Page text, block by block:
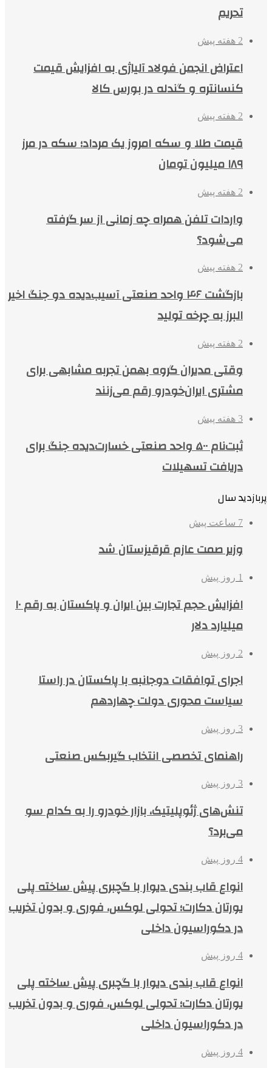
تحریم
2 هفته پیش
اعتراض انجمن فولاد آلیاژی به افزایش قیمت
کنسانتره و گندله در بورس کالا
2 هفته پیش
قیمت طلا و سکه امروز یک مرداد؛ سکه در مرز
۱۸۹ میلیون تومان
2 هفته پیش
واردات تلفن همراه چه زمانی از سر گرفته
می‌شود؟
2 هفته پیش
بازگشت ۴۶ واحد صنعتی آسیب‌دیده دو جنگ اخیر
البرز به چرخه تولید
2 هفته پیش
وقتی مدیران گروه بهمن تجربه مشابهی برای
مشتری ایران‌خودرو رقم می‌زنند
3 هفته پیش
ثبت‌نام ۵۰۰ واحد صنعتی خسارت‌دیده جنگ برای
دریافت تسهیلات
پربازدید سال
7 ساعت پیش
وزیر صمت عازم قرقیزستان شد
1 روز پیش
افزایش حجم تجارت بین ایران و پاکستان به رقم ۱۰
میلیارد دلار
2 روز پیش
اجرای توافقات دوجانبه با پاکستان در راستا
سیاست محوری دولت چهاردهم
3 روز پیش
راهنمای تخصصی انتخاب گیربکس صنعتی
3 روز پیش
تنش‌های ژئوپلیتیک، بازار خودرو را به کدام سو
می‌برد؟
4 روز پیش
انواع قاب بندی دیوار با گچبری پیش ساخته پلی
یورتان دکارت؛ تحولی لوکس، فوری و بدون تخریب
در دکوراسیون داخلی
4 روز پیش
انواع قاب بندی دیوار با گچبری پیش ساخته پلی
یورتان دکارت؛ تحولی لوکس، فوری و بدون تخریب
در دکوراسیون داخلی
4 روز پیش